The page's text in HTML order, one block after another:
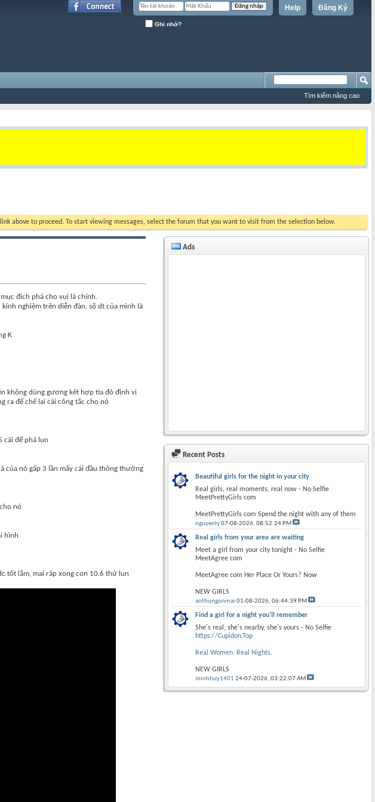
Đăng Ký
Help
Ghi nhớ?
Tìm kiếm nâng cao
above to proceed. To start viewing messages, select the forum that you want to visit from the selection below.
đích phá cho vui là chính.
nghiệm trên diễn đàn, số dt của mình là
K
không dùng gương kết hợp tia đỏ định vị
ra để chế lại cái công tắc cho nó
cái để phá lun
của nó gấp 3 lần mấy cái đầu thông thường
nó
hình
tốt lắm, mai ráp xong con 10.6 thử lun
Ads
Recent Posts
Beautiful girls for the night in your city
Real girls, real moments, real now - No Selfie
MeetPrettyGirls com
MeetPrettyGirls com Spend the night with any of them
nguyenly07-08-2026, 08:52:24 PM
Real girls from your area are waiting
Meet a girl from your city tonight - No Selfie
MeetAgree com
MeetAgree com Her Place Or Yours? Now
NEW GIRLS
aothungonmai 01-08-2026, 06:44:39 PM
Find a girl for a night you'll remember
She's real, she's nearby, she's yours - No Selfie
https://Cupidon.Top
Real Women. Real Nights.
NEW GIRLS
minhhuy1401 24-07-2026, 03:22:07 AM